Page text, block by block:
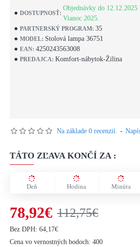
DOSTUPNOSŤ:
Objednávky do 12.12.2025
Vianoc 2025.
PARTNERSKÝ PROGRAM: 35
MODEL: Stolová lampa 36751
EAN: 4250243563008
PREDAJCA: Komfort-nábytok-Žilina
Na základe 0 recenzií. -
TÁTO ZĽAVA KONČÍ ZA :
Deň Hodina Minúta
78,92€ 112,75€
Bez DPH: 64,17€
Cena vo vernostných bodoch: 400